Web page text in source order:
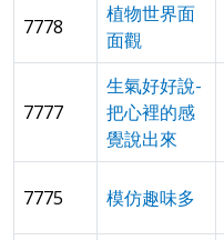
7778
植物世界面
面觀
7777
生氣好好說-
把心裡的感
覺說出來
7775 模仿趣味多